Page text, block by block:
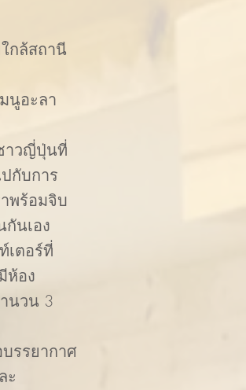
กล้สถานี
นูอะลา
าวญี่ปุ่นที่
กับการ
พร้อมจิบ
นเอง
เตอร์ที่
ห้อง
นวน 3
รรยากาศ
ะ